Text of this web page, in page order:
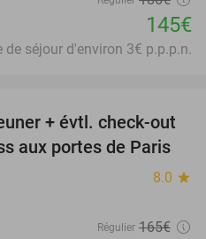
145€
de séjour d'environ 3€ p.p.p.n.
38%
+ évtl. check-out
aux portes de Paris
8.0 star
Régulier 165€